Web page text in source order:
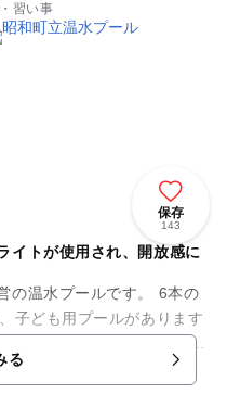
習い事
保存
143
イトが使用され、開放感に
の温水プールです。 6本の
子ども用プールがあります
。 天井には開閉
る